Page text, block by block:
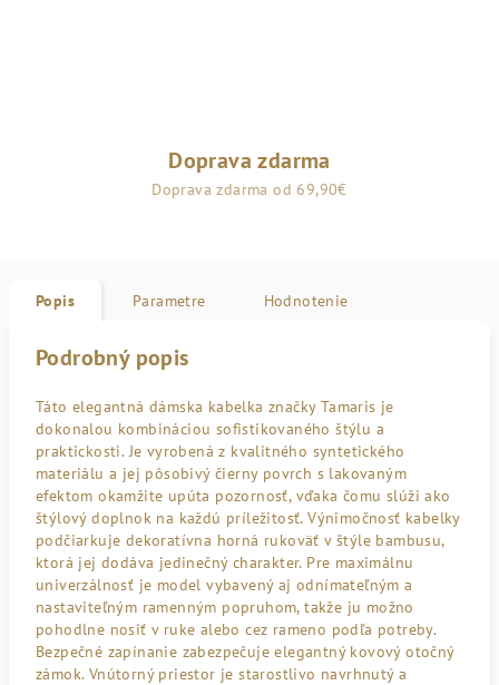
Doprava zdarma
Doprava zdarma od 69,90€
Popis Parametre Hodnotenie
Podrobný popis
Táto elegantná dámska kabelka značky Tamaris je
dokonalou kombináciou sofistikovaného štýlu a
praktickosti. Je vyrobená z kvalitného syntetického
materiálu a jej pôsobivý čierny povrch s lakovaným
efektom okamžite upúta pozornosť, vďaka čomu slúži ako
štýlový doplnok na každú príležitosť. Výnimočnosť kabelky
podčiarkuje dekoratívna horná rukoväť v štýle bambusu,
ktorá jej dodáva jedinečný charakter. Pre maximálnu
univerzálnosť je model vybavený aj odnímateľným a
nastaviteľným ramenným popruhom, takže ju možno
pohodlne nosiť v ruke alebo cez rameno podľa potreby.
Bezpečné zapínanie zabezpečuje elegantný kovový otočný
zámok. Vnútorný priestor je starostlivo navrhnutý a